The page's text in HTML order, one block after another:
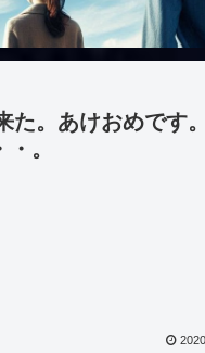
た。あけおめです
。